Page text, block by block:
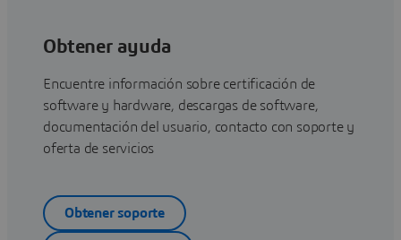
Obtener ayuda
Encuentre información sobre certificación de
software y hardware, descargas de software,
documentación del usuario, contacto con soporte y
oferta de servicios
Obtener soporte